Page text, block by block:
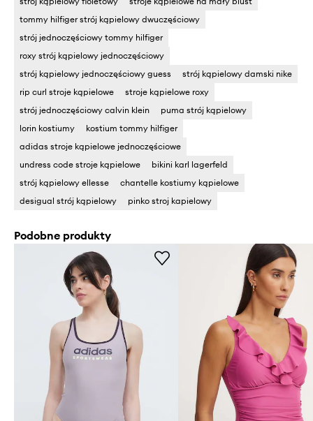
tommy hilfiger strój kąpielowy dwuczęściowy
strój jednoczęściowy tommy hilfiger
roxy strój kąpielowy jednoczęściowy
strój kąpielowy jednoczęściowy guess
strój kąpielowy damski nike
rip curl stroje kąpielowe
stroje kąpielowe roxy
strój jednoczęściowy calvin klein
puma strój kąpielowy
lorin kostiumy
kostium tommy hilfiger
adidas stroje kąpielowe jednoczęściowe
undress code stroje kąpielowe
bikini karl lagerfeld
strój kąpielowy ellesse
chantelle kostiumy kąpielowe
desigual strój kąpielowy
pinko stroj kapielowy
Podobne produkty